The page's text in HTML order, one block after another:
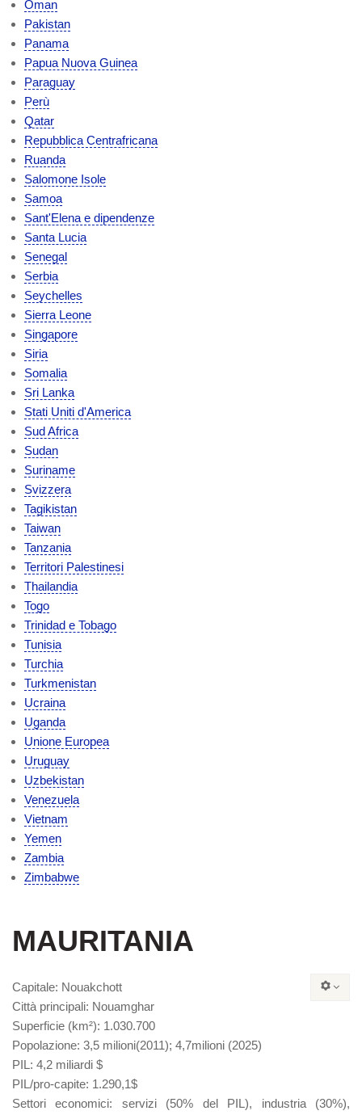
Oman
Pakistan
Panama
Papua Nuova Guinea
Paraguay
Perù
Qatar
Repubblica Centrafricana
Ruanda
Salomone Isole
Samoa
Sant'Elena e dipendenze
Santa Lucia
Senegal
Serbia
Seychelles
Sierra Leone
Singapore
Siria
Somalia
Sri Lanka
Stati Uniti d'America
Sud Africa
Sudan
Suriname
Svizzera
Tagikistan
Taiwan
Tanzania
Territori Palestinesi
Thailandia
Togo
Trinidad e Tobago
Tunisia
Turchia
Turkmenistan
Ucraina
Uganda
Unione Europea
Uruguay
Uzbekistan
Venezuela
Vietnam
Yemen
Zambia
Zimbabwe
MAURITANIA
Capitale: Nouakchott
Città principali: Nouamghar
Superficie (km²): 1.030.700
Popolazione: 3,5 milioni(2011); 4,7milioni (2025)
PIL : 4,2 miliardi $
PIL/pro-capite: 1.290,1$
Settori economici: servizi (50% del PIL), industria (30%),